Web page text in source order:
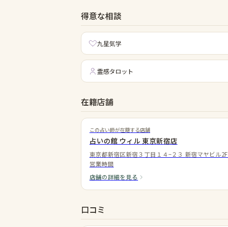
得意な相談
九星気学
霊感タロット
在籍店舗
この占い師が在籍する店舗
占いの館 ウィル 東京新宿店
東京都新宿区新宿３丁目１４−２３ 新宿マヤビル2F
営業時間
店舗の詳細を見る
口コミ